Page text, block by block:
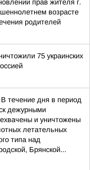
прав жителя г.
возрасте
родителей
75 украинских
течение дня в период
дежурными
и уничтожены
летательных
типа над
Брянской...